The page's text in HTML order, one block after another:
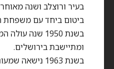
בעיר ורוצלב ושנה
ביטום ביחד עם משפחת
בשנת 1950
ומתיישבת בירושלים.
בשנת 1963